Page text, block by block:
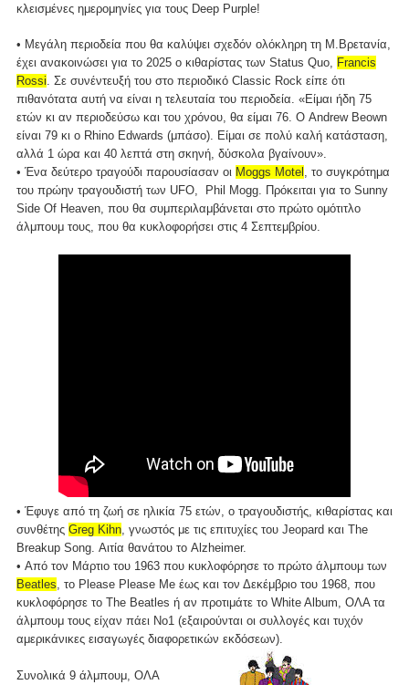
κλεισμένες ημερομηνίες για τους Deep Purple!
• Μεγάλη περιοδεία που θα καλύψει σχεδόν ολόκληρη τη Μ.Βρετανία,
έχει ανακοινώσει για το 2025 ο κιθαρίστας των Status Quo, Francis
Rossi. Σε συνέντευξή του στο περιοδικό Classic Rock είπε ότι
πιθανότατα αυτή να είναι η τελευταία του περιοδεία. «Είμαι ήδη 75
ετών κι αν περιοδεύσω και του χρόνου, θα είμαι 76. Ο Andrew Beown
είναι 79 κι ο Rhino Edwards (μπάσο). Είμαι σε πολύ καλή κατάσταση,
αλλά 1 ώρα και 40 λεπτά στη σκηνή, δύσκολα βγαίνουν».
• Ένα δεύτερο τραγούδι παρουσίασαν οι Moggs Motel , το συγκρότημα
του πρώην τραγουδιστή των UFO, Phil Mogg. Πρόκειται για το Sunny
Side Of Heaven, που θα συμπεριλαμβάνεται στο πρώτο ομότιτλο
άλμπουμ τους, που θα κυκλοφορήσει στις 4 Σεπτεμβρίου.
• Έφυγε από τη ζωή σε ηλικία 75 ετών, ο τραγουδιστής, κιθαρίστας και
συνθέτης Greg Kihn , γνωστός με τις επιτυχίες του Jeopard και The
Breakup Song. Αιτία θανάτου το Alzheimer.
• Από τον Μάρτιο του 1963 που κυκλοφόρησε το πρώτο άλμπουμ των
Beatles , το Please Please Me έως και τον Δεκέμβριο του 1968, που
κυκλοφόρησε το The Beatles ή αν προτιμάτε το White Album, ΟΛΑ τα
άλμπουμ τους είχαν πάει Νο1 (εξαιρούνται οι συλλογές και τυχόν
αμερικάνικες εισαγωγές διαφορετικών εκδόσεων).
Συνολικά 9 άλμπουμ, ΟΛΑ